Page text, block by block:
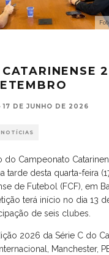
· 17 DE JUNHO DE 2026
NOTÍCIAS
do Campeonato
tarde desta quarta-feira
de Futebol (FCF), em
terá início no dia 13
de seis clubes.
2026 da Série C do
Manchester,